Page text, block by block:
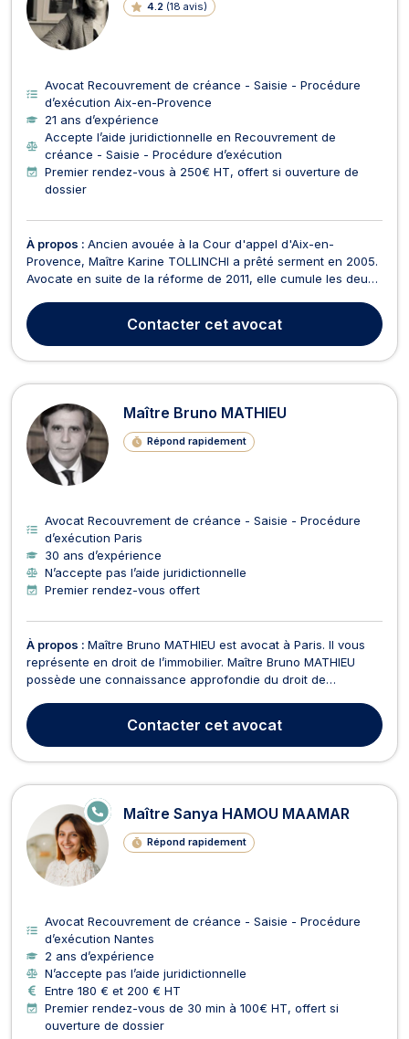
4.2 (18 avis)
Avocat Recouvrement de créance - Saisie - Procédure
d’exécution Aix-en-Provence
21 ans d’expérience
Accepte l’aide juridictionnelle en Recouvrement de
créance - Saisie - Procédure d’exécution
Premier rendez-vous à 250€ HT, offert si ouverture de
dossier
À propos : Ancien avouée à la Cour d'appel d'Aix-en-
Provence, Maître Karine TOLLINCHI a prêté serment en 2005.
Avocate en suite de la réforme de 2011, elle cumule les deux
Lacépède à Aix-en-Provence. Maître TOLLINCHI est
également compétente en procédure d'appel. Elle réunit ai...
Contacter cet avocat
Maître Bruno MATHIEU
Répond rapidement
Avocat Recouvrement de créance - Saisie - Procédure
d’exécution Paris
30 ans d’expérience
N’accepte pas l’aide juridictionnelle
Premier rendez-vous offert
À propos : Maître Bruno MATHIEU est avocat à Paris. Il vous
représente en droit de l’immobilier. Maître Bruno MATHIEU
possède une connaissance approfondie du droit de
relevant de la location de biens immeubles. Ainsi, il pourra
vous conseiller en matière de baux commerciau...
Contacter cet avocat
Maître Sanya HAMOU MAAMAR
Répond rapidement
E
N
LI
G
N
E
Avocat Recouvrement de créance - Saisie - Procédure
d’exécution Nantes
2 ans d’expérience
N’accepte pas l’aide juridictionnelle
Entre 180 € et 200 € HT
Premier rendez-vous de 30 min à 100€ HT, offert si
ouverture de dossier